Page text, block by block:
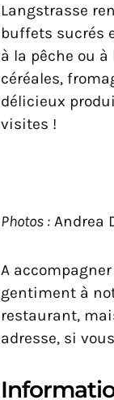
Langstrasse
buffets sucrés
à la pêche ou
céréales,
délicieux
visites !
Photos : Andrea
A
gentiment à
restaurant,
adresse, si